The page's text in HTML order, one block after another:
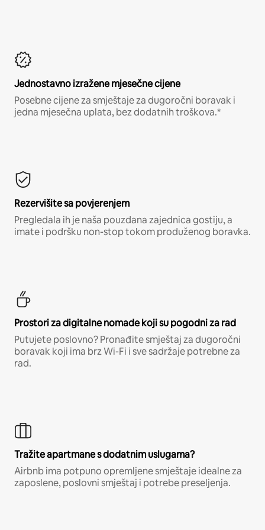
Jednostavno izražene mjesečne cijene
Posebne cijene za smještaje za dugoročni boravak i
jedna mjesečna uplata, bez dodatnih troškova.*
Rezervišite sa povjerenjem
Pregledala ih je naša pouzdana zajednica gostiju, a
imate i podršku non-stop tokom produženog boravka.
Prostori za digitalne nomade koji su pogodni za rad
Putujete poslovno? Pronađite smještaj za dugoročni
boravak koji ima brz Wi-Fi i sve sadržaje potrebne za
rad.
Tražite apartmane s dodatnim uslugama?
Airbnb ima potpuno opremljene smještaje idealne za
zaposlene, poslovni smještaj i potrebe preseljenja.